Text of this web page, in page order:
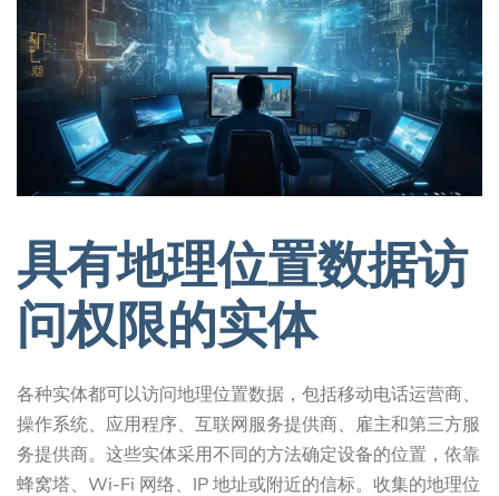
具有地理位置数据访
问权限的实体
各种实体都可以访问地理位置数据，包括移动电话运营商、
操作系统、应用程序、互联网服务提供商、雇主和第三方服
务提供商。这些实体采用不同的方法确定设备的位置，依靠
蜂窝塔、Wi-Fi 网络、IP 地址或附近的信标。收集的地理位